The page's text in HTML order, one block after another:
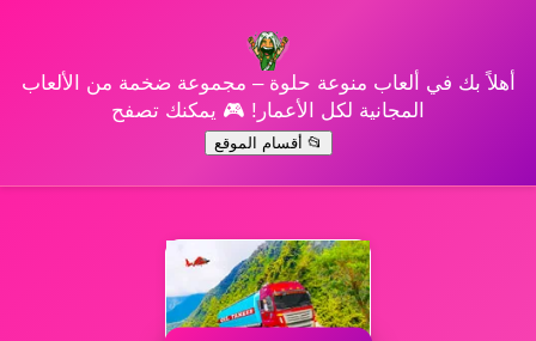
أهلاً بك في ألعاب منوعة حلوة – مجموعة ضخمة من الألعاب
المجانية لكل الأعمار! 🎮 يمكنك تصفح
📂 أقسام الموقع